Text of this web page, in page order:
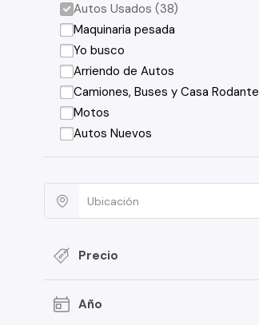
Autos Usados (38)
Maquinaria pesada
Yo busco
Arriendo de Autos
Camiones, Buses y Casa Rodante
Motos
Autos Nuevos
Precio
Año